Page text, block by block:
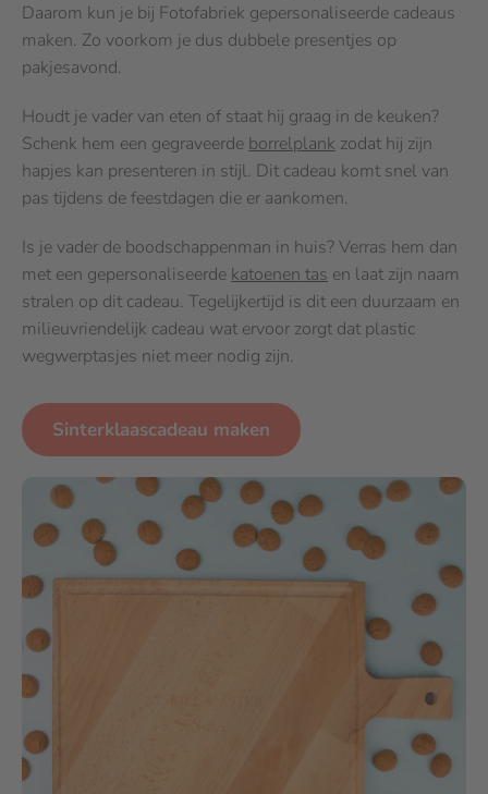
Daarom kun je bij Fotofabriek gepersonaliseerde cadeaus
maken. Zo voorkom je dus dubbele presentjes op
pakjesavond.
Houdt je vader van eten of staat hij graag in de keuken?
Schenk hem een gegraveerde borrelplank zodat hij zijn
hapjes kan presenteren in stijl. Dit cadeau komt snel van
pas tijdens de feestdagen die er aankomen.
Is je vader de boodschappenman in huis? Verras hem dan
met een gepersonaliseerde katoenen tas en laat zijn naam
stralen op dit cadeau. Tegelijkertijd is dit een duurzaam en
milieuvriendelijk cadeau wat ervoor zorgt dat plastic
wegwerptasjes niet meer nodig zijn.
Sinterklaascadeau maken